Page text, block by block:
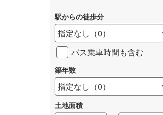
駅からの徒歩分
指定なし （0）
バス乗車時間も含む
築年数
指定なし （0）
土地面積